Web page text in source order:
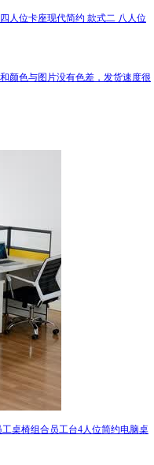
人位卡座现代简约 款式二 八人位
颜色与图片没有色差，发货速度很
桌椅组合员工台4人位简约电脑桌